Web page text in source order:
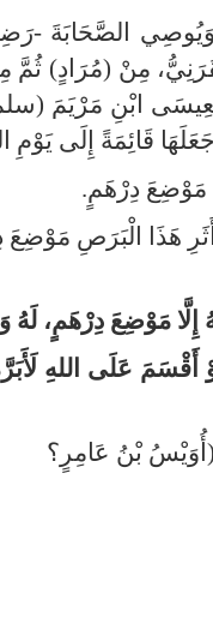
الصَّحَابَةَ -
مِنْ (مُرَادٍ)
ابْنِ مَرْيَمَ
قَائِمَةً إِلَى يَوْمِ
مَوْضِعَ دِرْهَمٍ.
هَذَا الْبَرَصِ مَوْضِعَ
مَوْضِعَ دِرْهَمٍ، لَهُ
أَقْسَمَ عَلَى اللهِ
بْنُ عَامِرٍ؟